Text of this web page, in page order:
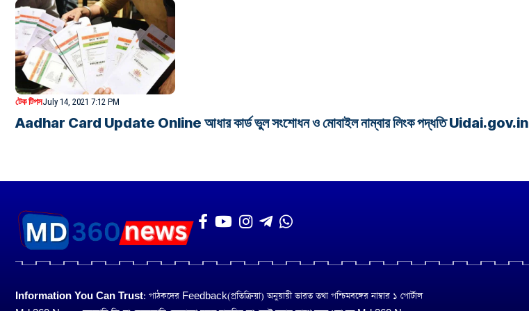
টেক টিপসJuly 14, 2021 7:12 PM
Aadhar Card Update Online আধার কার্ড ভুল সংশোধন ও মোবাইল নাম্বার লিংক পদ্ধতি Uidai.gov.in
Information You Can Trust: পাঠকদের Feedback(প্রতিক্রিয়া) অনুয়ায়ী ভারত তথা পশ্চিমবঙ্গের নাম্বার ১ পোর্টাল